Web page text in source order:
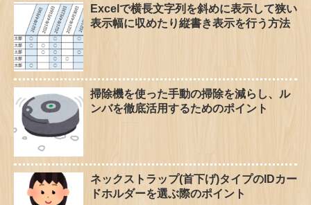
Excelで横長文字列を斜めに表示して狭い
表示幅に収めたり縦書き表示を行う方法
掃除機を使った手動の掃除を減らし、ル
ンバを徹底活用するためのポイント
ネックストラップ(首下げ)タイプのIDカー
ドホルダーを選ぶ際のポイント